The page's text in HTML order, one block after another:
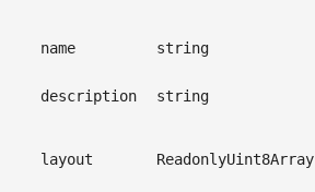
name string
description string
layout ReadonlyUint8Array